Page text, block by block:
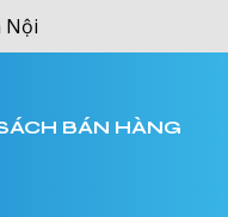
Nội
BÁN HÀNG